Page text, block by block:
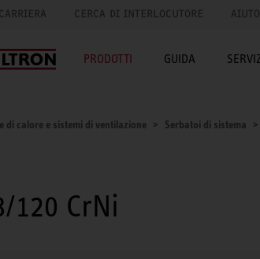
CARRIERA CERCA DI INTERLOCUTORE AIUTO
PRODOTTI GUIDA
di calore e sistemi di ventilazione Serbatoi di sistema
120 CrNi